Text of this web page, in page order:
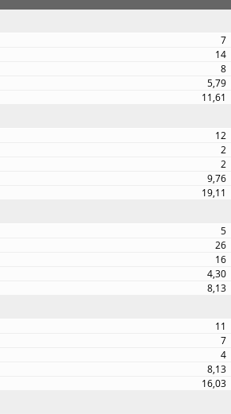
7
14
8
5,79
11,61
12
2
2
9,76
19,11
5
26
16
4,30
8,13
11
7
4
8,13
16,03